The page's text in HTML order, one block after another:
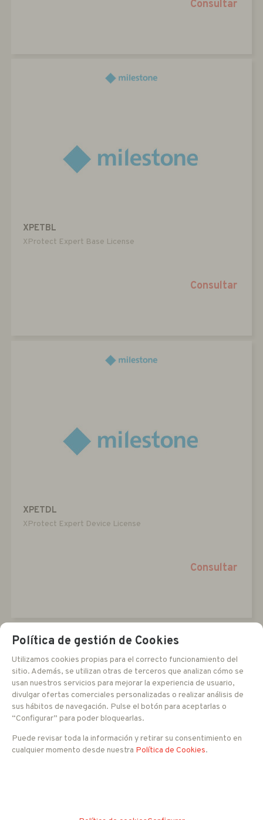
Consultar
XPETBL
XProtect Expert Base License
Consultar
XPETDL
XProtect Expert Device License
Consultar
Política de gestión de Cookies
Utilizamos cookies propias para el correcto funcionamiento del
sitio. Además, se utilizan otras de terceros que analizan cómo se
usan nuestros servicios para mejorar la experiencia de usuario,
divulgar ofertas comerciales personalizadas o realizar análisis de
sus hábitos de navegación. Pulse el botón para aceptarlas o
“Configurar” para poder bloquearlas.
Puede revisar toda la información y retirar su consentimiento en
cualquier momento desde nuestra Política de Cookies.